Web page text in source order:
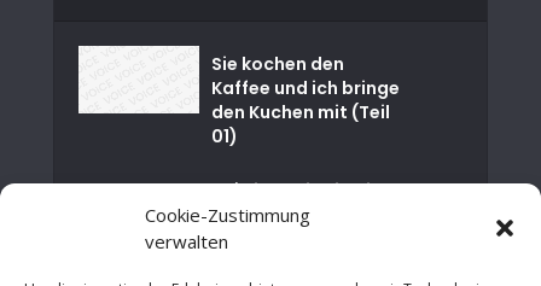
Cookie-Zustimmung
verwalten
Sie kochen den
Kaffee und ich bringe
den Kuchen mit (Teil
01)
🌊💧Eine Reise in die
Tiefe der
Paderborner...